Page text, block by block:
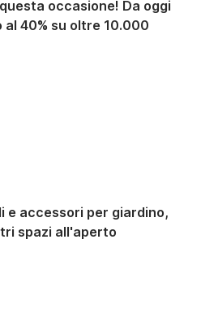
occasione! Da oggi
40% su oltre 10.000
e accessori per giardino,
spazi all'aperto